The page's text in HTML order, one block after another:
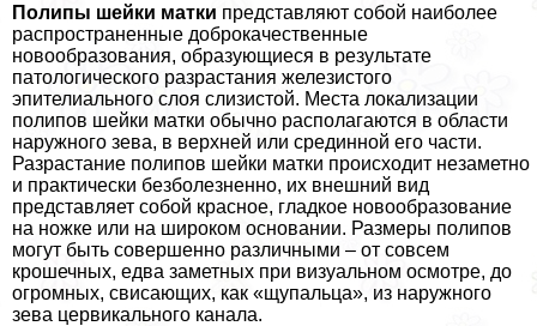
Полипы шейки матки представляют собой наиболее
распространенные доброкачественные
новообразования, образующиеся в результате
патологического разрастания железистого
эпителиального слоя слизистой. Места локализации
полипов шейки матки обычно располагаются в области
наружного зева, в верхней или срединной его части.
Разрастание полипов шейки матки происходит незаметно
и пpaктически безболезненно, их внешний вид
представляет собой красное, гладкое новообразование
на ножке или на широком основании. Размеры полипов
могут быть совершенно различными – от совсем
крошечных, едва заметных при визуальном осмотре, до
огромных, свисающих, как «щупальца», из наружного
зева цервикального канала.